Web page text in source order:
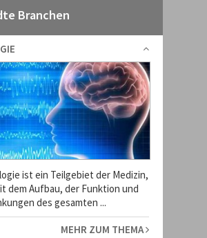
Branchen
ist ein Teilgebiet der Medizin,
dem Aufbau, der Funktion und
des gesamten ...
MEHR ZUM THEMA